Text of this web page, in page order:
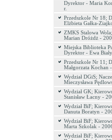
Dyrektor - Maria
r.
Przedszkole Nr 18;
Elżbieta Gałka-
ZMKS Stalowa
Marian Dróżdż -
Miejska Biblioteka
Dyrektor - Ewa
Przedszkole Nr 11;
Małgorzata Kochan
Wydział DGiS;
Mieczysława
Wydział GK;
Stanisław Łacny -
Wydział BiF;
Danuta Boratyn -
Wydział BiF;
Marta Szkolak -
Wydział BiF;